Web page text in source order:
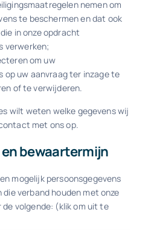
nemen om
te beschermen en dat ook
in onze opdracht
verwerken;
om uw
op uw aanvraag ter inzage te
of te verwijderen.
wilt weten welke gegevens wij
met ons op.
en bewaartermijn
mogelijk persoonsgegevens
verband houden met onze
volgende: (klik om uit te